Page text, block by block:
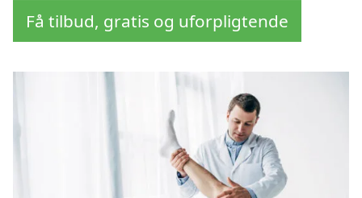
Få tilbud, gratis og uforpligtende